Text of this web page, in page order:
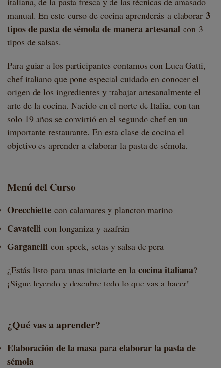
manual. En este curso de cocina aprenderás a elaborar 3
tipos de pasta de sémola de manera artesanal con 3
tipos de salsas.
Para guiar a los participantes contamos con Luca Gatti,
chef italiano que pone especial cuidado en conocer el
origen de los ingredientes y trabajar artesanalmente el
arte de la cocina. Nacido en el norte de Italia, con tan
solo 19 años se convirtió en el segundo chef en un
importante restaurante. En esta clase de cocina el
objetivo es aprender a elaborar la pasta de sémola.
Menú del Curso
Orecchiette con calamares y plancton marino
Cavatelli con longaniza y azafrán
Garganelli con speck, setas y salsa de pera
¿Estás listo para unas iniciarte en la cocina italiana?
¡Sigue leyendo y descubre todo lo que vas a hacer!
¿Qué vas a aprender?
Elaboración de la masa para elaborar la pasta de
sémola